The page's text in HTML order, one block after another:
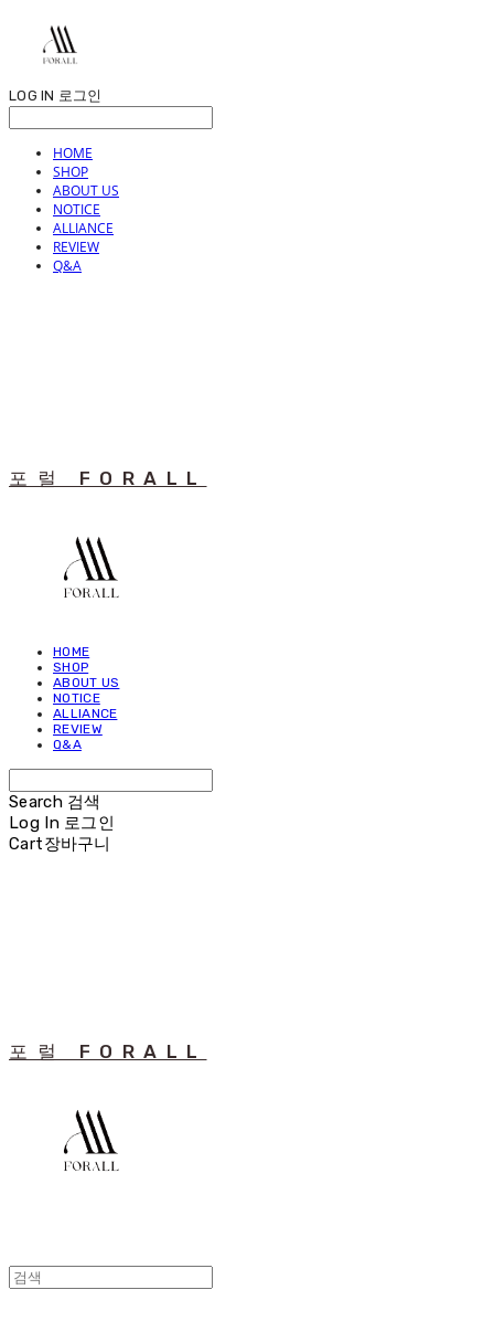
LOG IN 로그인
HOME
SHOP
ABOUT US
NOTICE
ALLIANCE
REVIEW
Q&A
포럴 FORALL
HOME
SHOP
ABOUT US
NOTICE
ALLIANCE
REVIEW
Q&A
Search 검색
Log In 로그인
Cart장바구니
포럴 FORALL